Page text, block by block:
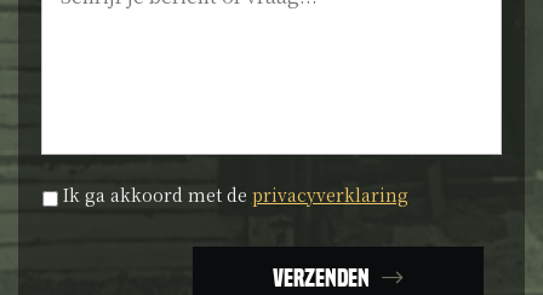
Privacyverklaring *
Ik ga akkoord met de privacyverklaring
Verzenden